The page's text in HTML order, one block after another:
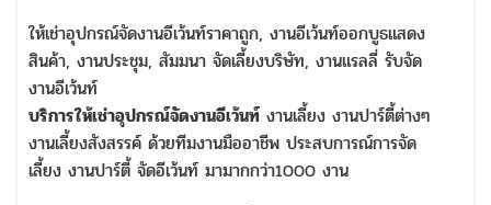
ให้เช่าอุปกรณ์จัดงานอีเว้นท์ราคาถูก, งานอีเว้นท์ออกบูธแสดง
สินค้า, งานประชุม, สัมมนา จัดเลี้ยงบริษัท, งานแรลลี่ รับจัด
งานอีเว้นท์
บริการให้เช่าอุปกรณ์จัดงานอีเว้นท์ งานเลี้ยง งานปาร์ตี้ต่างๆ
งานเลี้ยงสังสรรค์ ด้วยทีมงานมืออาชีพ ประสบการณ์การจัด
เลี้ยง งานปาร์ตี้ จัดอีเว้นท์ มามากกว่า1000 งาน